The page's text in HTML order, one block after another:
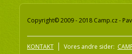
Copyright© 2009 - 2018 Camp.cz -
KONTAKT Vores andre sider: